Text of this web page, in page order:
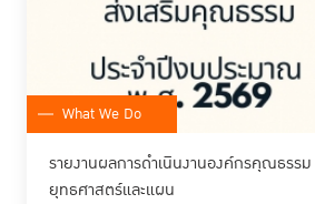
What We Do
รายงานผลการดำเนินงานองค์กรคุณธรร
ยุทธศาสตร์และแผน